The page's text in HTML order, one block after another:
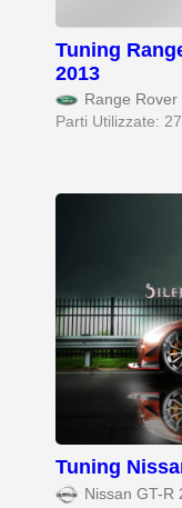
Tuning
2013
Range
Parti Utilizzate: 27
Tuning
Nissan GT-R